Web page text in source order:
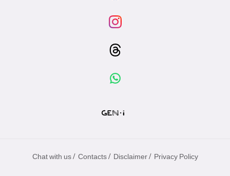
Chat with us / Contacts / Disclaimer / Privacy Policy